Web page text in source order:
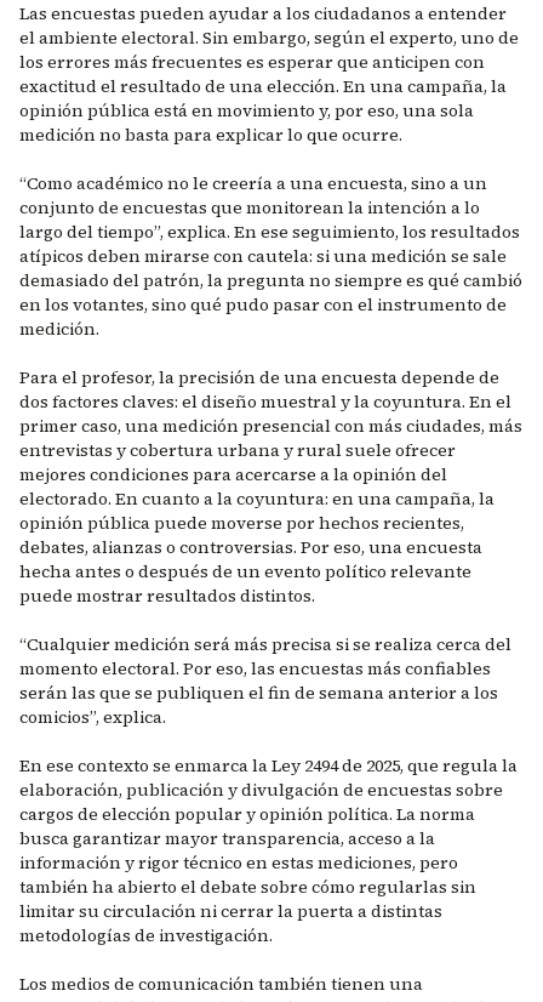
Las encuestas pueden ayudar a los ciudadanos a entender
el ambiente electoral. Sin embargo, según el experto, uno de
los errores más frecuentes es esperar que anticipen con
exactitud el resultado de una elección. En una campaña, la
opinión pública está en movimiento y, por eso, una sola
medición no basta para explicar lo que ocurre.
“Como académico no le creería a una encuesta, sino a un
conjunto de encuestas que monitorean la intención a lo
largo del tiempo”, explica. En ese seguimiento, los resultados
atípicos deben mirarse con cautela: si una medición se sale
demasiado del patrón, la pregunta no siempre es qué cambió
en los votantes, sino qué pudo pasar con el instrumento de
medición.
Para el profesor, la precisión de una encuesta depende de
dos factores claves: el diseño muestral y la coyuntura. En el
primer caso, una medición presencial con más ciudades, más
entrevistas y cobertura urbana y rural suele ofrecer
mejores condiciones para acercarse a la opinión del
electorado. En cuanto a la coyuntura: en una campaña, la
opinión pública puede moverse por hechos recientes,
debates, alianzas o controversias. Por eso, una encuesta
hecha antes o después de un evento político relevante
puede mostrar resultados distintos.
“Cualquier medición será más precisa si se realiza cerca del
momento electoral. Por eso, las encuestas más confiables
serán las que se publiquen el fin de semana anterior a los
comicios”, explica.
En ese contexto se enmarca la Ley 2494 de 2025, que regula la
elaboración, publicación y divulgación de encuestas sobre
cargos de elección popular y opinión política. La norma
busca garantizar mayor transparencia, acceso a la
información y rigor técnico en estas mediciones, pero
también ha abierto el debate sobre cómo regularlas sin
limitar su circulación ni cerrar la puerta a distintas
metodologías de investigación.
Los medios de comunicación también tienen una